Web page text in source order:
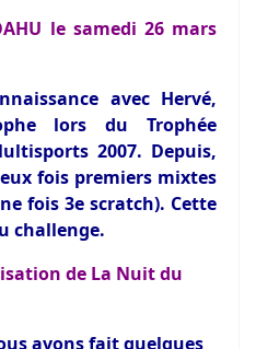
le samedi 26 mars
avec Hervé,
lors du Trophée
2007. Depuis,
fois premiers mixtes
fois 3e scratch). Cette
challenge.
de La Nuit du
avons fait quelques